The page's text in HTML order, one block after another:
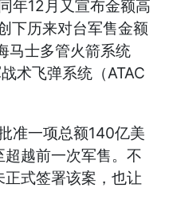
年12月又宣布金额高
下历来对台军售金额
马士多管火箭系统
术飞弹系统（ATAC
准一项总额140亿美
越前一次军售。不
式签署该案，也让